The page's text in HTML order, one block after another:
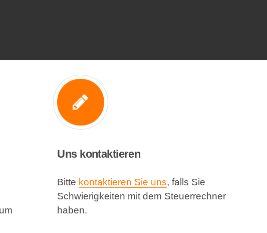
Uns kontaktieren
Bitte kontaktieren Sie uns, falls Sie
Schwierigkeiten mit dem Steuerrechner
haben.